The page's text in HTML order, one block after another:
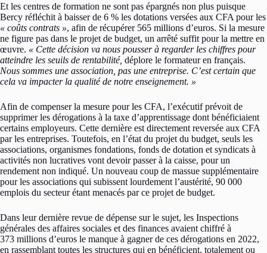
Et les centres de formation ne sont pas épargnés non plus puisque
Bercy réfléchit à baisser de 6 % les dotations versées aux CFA pour les
« coûts contrats », afin de récupérer 565 millions d’euros. Si la mesure
ne figure pas dans le projet de budget, un arrêté suffit pour la mettre en
œuvre. « Cette décision va nous pousser à regarder les chiffres pour
atteindre les seuils de rentabilité, déplore le formateur en français.
Nous sommes une association, pas une entreprise. C’est certain que
cela va impacter la qualité de notre enseignement. »
Afin de compenser la mesure pour les CFA, l’exécutif prévoit de
supprimer les dérogations à la taxe d’apprentissage dont bénéficiaient
certains employeurs. Cette dernière est directement reversée aux CFA
par les entreprises. Toutefois, en l’état du projet du budget, seuls les
associations, organismes fondations, fonds de dotation et syndicats à
activités non lucratives vont devoir passer à la caisse, pour un
rendement non indiqué. Un nouveau coup de massue supplémentaire
pour les associations qui subissent lourdement l’austérité, 90 000
emplois du secteur étant menacés par ce projet de budget.
Dans leur dernière revue de dépense sur le sujet, les Inspections
générales des affaires sociales et des finances avaient chiffré à
373 millions d’euros le manque à gagner de ces dérogations en 2022,
en rassemblant toutes les structures qui en bénéficient, totalement ou